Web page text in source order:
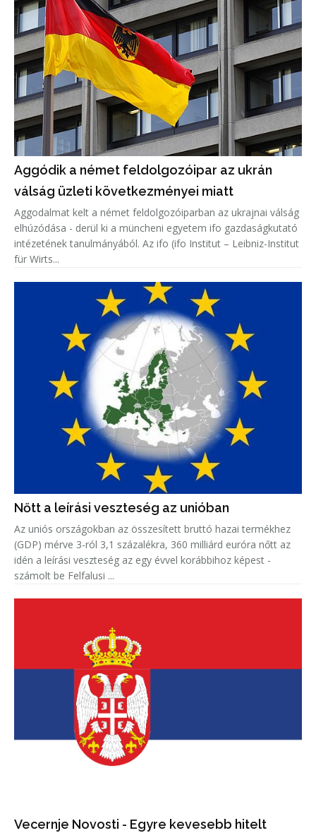
Aggódik a német feldolgozóipar az ukrán
válság üzleti következményei miatt
Aggodalmat kelt a német feldolgozóiparban az ukrajnai válság
elhúzódása - derül ki a müncheni egyetem ifo gazdaságkutató
intézetének tanulmányából. Az ifo (ifo Institut – Leibniz-Institut
für Wirts...
Nőtt a leírási veszteség az unióban
Az uniós országokban az összesített bruttó hazai termékhez
(GDP) mérve 3-ról 3,1 százalékra, 360 milliárd euróra nőtt az
idén a leírási veszteség az egy évvel korábbihoz képest -
számolt be Felfalusi ...
Vecernje Novosti - Egyre kevesebb hitelt